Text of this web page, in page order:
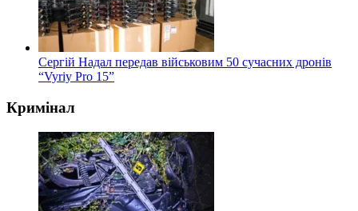
Сергій Надал передав військовим 50 сучасних дронів
“Vyriy Pro 15”
Кримінал